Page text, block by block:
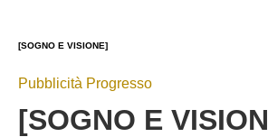
[SOGNO E VISIONE]
Pubblicità Progresso
[SOGNO E